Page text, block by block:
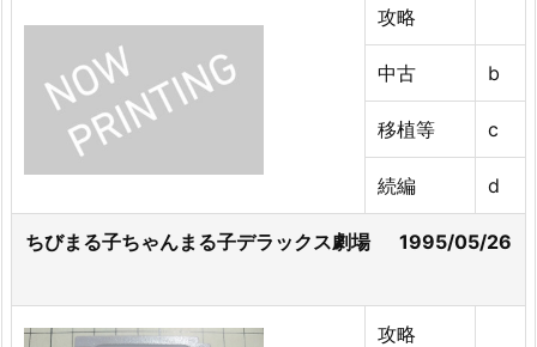
攻略
中古 b
移植等 c
続編 d
ちびまる子ちゃんまる子デラックス劇場 1995/05/26
攻略